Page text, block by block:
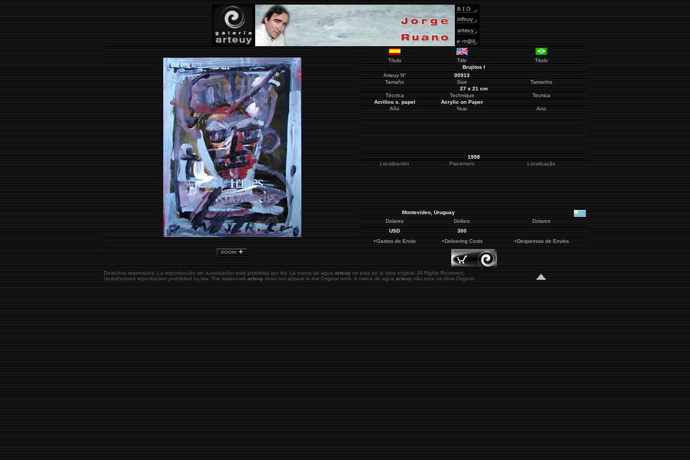
Título Title
Titulo
Brujitos I
ArteuyN°
00913
Tamaño
Size
Tamanho
27 x 21 cm
Técnica
Technique
Tecnica
Acrilico s. papel
Acrylic on Paper
Año
Year Ano
1998
Localización
Placement Localicação
Montevideo, Uruguay
Dolares
Dollars
Dolares
USD
300
+Gastos de Envio
+Delivering Costs +Despensas de Envios
Derechos reservados. La reproducción sin autorización está prohibida por ley. La marca de aguaarteuyno está en la obra original.All Rights Reserved.
Unauthorized reproduction prohibited by law. The watermarkarteuydoes not appear in the Original work. A marca de aguaarteuynão esta na obra Original